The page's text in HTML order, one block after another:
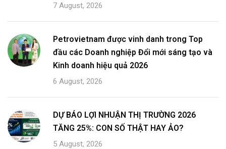
7 August, 2026
Petrovietnam được vinh danh trong Top
đầu các Doanh nghiệp Đổi mới sáng tạo và
Kinh doanh hiệu quả 2026
6 August, 2026
DỰ BÁO LỢI NHUẬN THỊ TRƯỜNG 2026
TĂNG 25%: CON SỐ THẬT HAY ẢO?
5 August, 2026